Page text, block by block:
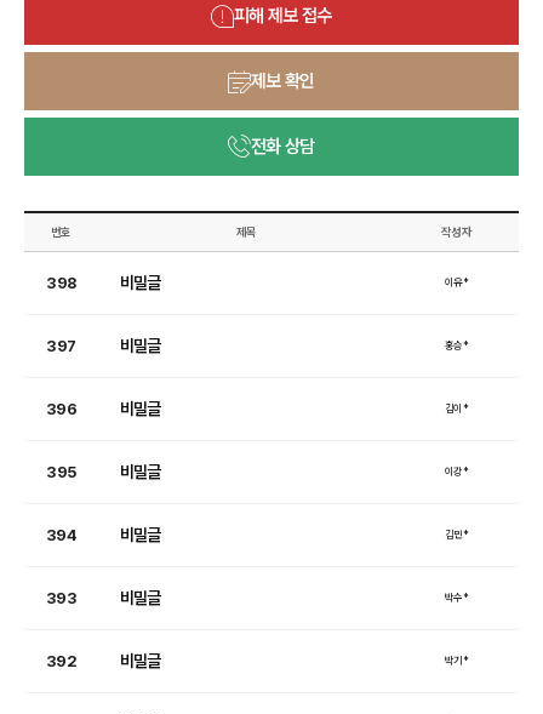
피해 제보 접수
제보 확인
전화 상담
번호 제목 작성자
398 비밀글 이유*
397 비밀글 홍승*
396 비밀글 김이*
395 비밀글 이강*
394 비밀글 김민*
393 비밀글 박수*
392 비밀글 박기*